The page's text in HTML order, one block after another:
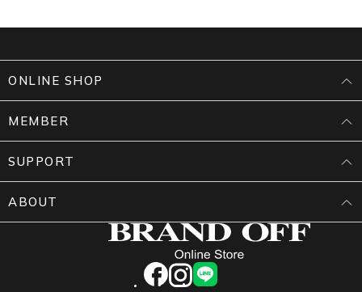
facebookinstagram
LINE
ONLINE SHOP
MEMBER
SUPPORT
ABOUT